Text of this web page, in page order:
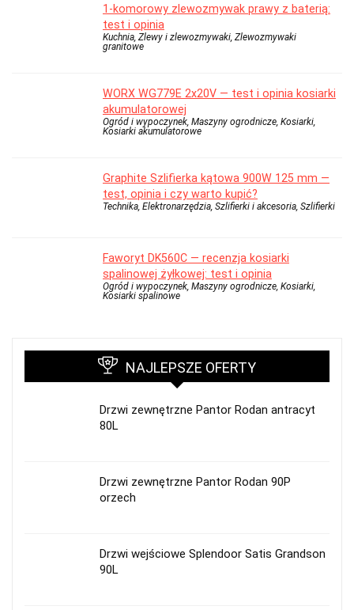
1-komorowy zlewozmywak prawy z baterią:
test i opinia
Kuchnia, Zlewy i zlewozmywaki, Zlewozmywaki
granitowe
WORX WG779E 2x20V — test i opinia kosiarki
akumulatorowej
Ogród i wypoczynek, Maszyny ogrodnicze, Kosiarki,
Kosiarki akumulatorowe
Graphite Szlifierka kątowa 900W 125 mm —
test, opinia i czy warto kupić?
Technika, Elektronarzędzia, Szlifierki i akcesoria, Szlifierki
Faworyt DK560C — recenzja kosiarki
spalinowej żyłkowej: test i opinia
Ogród i wypoczynek, Maszyny ogrodnicze, Kosiarki,
Kosiarki spalinowe
NAJLEPSZE OFERTY
Drzwi zewnętrzne Pantor Rodan antracyt
80L
Drzwi zewnętrzne Pantor Rodan 90P
orzech
Drzwi wejściowe Splendoor Satis Grandson
90L